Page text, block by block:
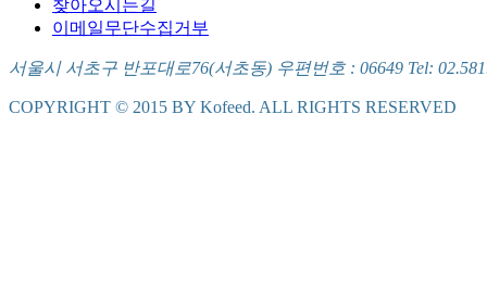
찾아오시는길
이메일무단수집거부
서울시 서초구 반포대로76(서초동) 우편번호 : 06649 Tel:
COPYRIGHT © 2015 BY Kofeed. ALL RIGHTS RESERVED